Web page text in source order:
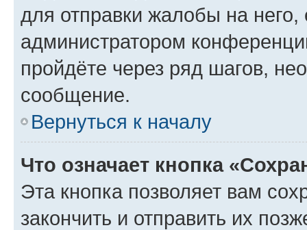
для отправки жалобы на
администратором
пройдёте через ряд шагов,
сообщение.
Вернуться к началу
Что означает кнопка
Эта кнопка позволяет вам
закончить и отправить их